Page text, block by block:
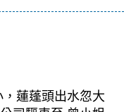
蓮蓬頭出水忽大